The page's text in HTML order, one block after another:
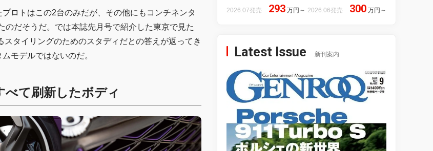
ロトはこの2台のみだが、その他にもコンチネンタ
だそうだ。では本誌先月号で紹介した東京で見た
タイリングのためのスタディだとの答えが返ってき
モデルではないのだ。
て刷新したボディ
2026.07発売 293 万円 ～ 2026.06発売 300 万円 ～
Latest Issue 新刊案内